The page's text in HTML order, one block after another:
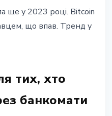
ще у 2023 році. Bitcoin
що впав. Тренд у
тих, хто
банкомати